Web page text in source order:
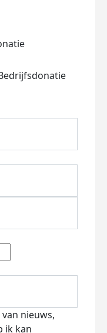
nieuws,
ik kan